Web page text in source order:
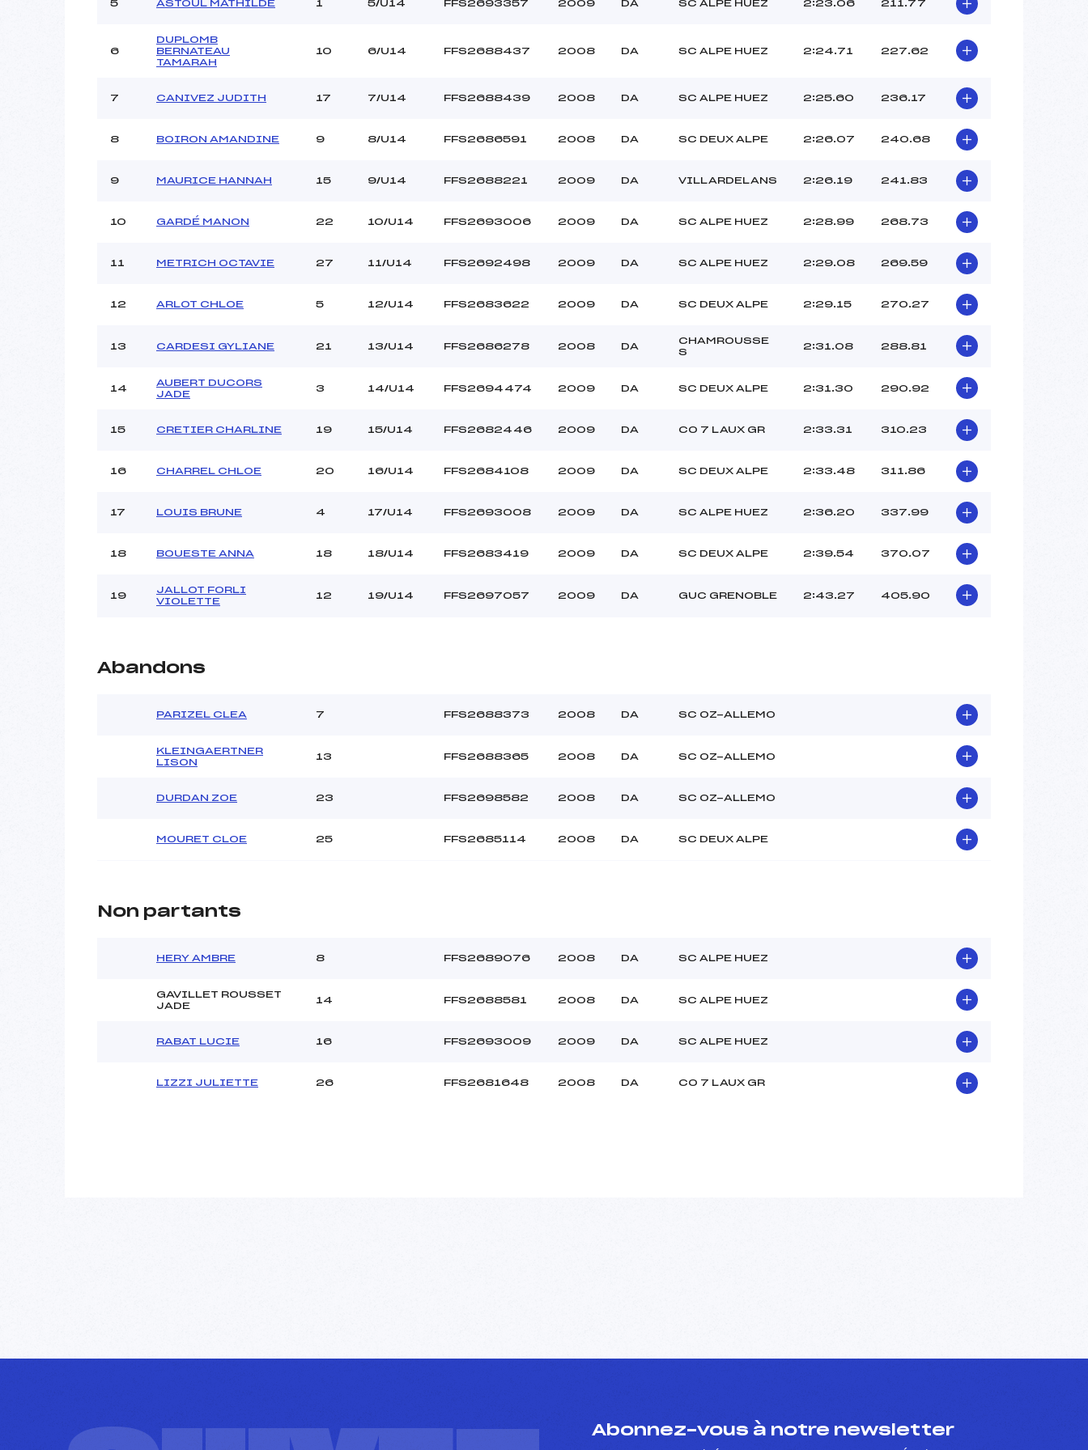
Ouvreurs E :
Météo :
–
Température départ :
5 ASTOUL MATHILDE 1 5/U14 FFS2693357 2009 DA SC ALPE HUEZ 2:23.06 211.77
6
DUPLOMB
BERNATEAU
TAMARAH
10 6/U14 FFS2688437 2008 DA SC ALPE HUEZ 2:24.71 227.62
7 CANIVEZ JUDITH 17 7/U14 FFS2688439 2008 DA SC ALPE HUEZ 2:25.60 236.17
8 BOIRON AMANDINE 9 8/U14 FFS2686591 2008 DA SC DEUX ALPE 2:26.07 240.68
9 MAURICE HANNAH 15 9/U14 FFS2688221 2009 DA VILLARDELANS 2:26.19 241.83
10 GARDÉ MANON 22 10/U14 FFS2693006 2009 DA SC ALPE HUEZ 2:28.99 268.73
11 METRICH OCTAVIE 27 11/U14 FFS2692498 2009 DA SC ALPE HUEZ 2:29.08 269.59
12 ARLOT CHLOE 5 12/U14 FFS2683622 2009 DA SC DEUX ALPE 2:29.15 270.27
13 CARDESI GYLIANE 21 13/U14 FFS2686278 2008 DA
CHAMROUSSE
S
2:31.08 288.81
14
AUBERT DUCORS
JADE
3 14/U14 FFS2694474 2009 DA SC DEUX ALPE 2:31.30 290.92
15 CRETIER CHARLINE 19 15/U14 FFS2682446 2009 DA CO 7 LAUX GR 2:33.31 310.23
16 CHARREL CHLOE 20 16/U14 FFS2684108 2009 DA SC DEUX ALPE 2:33.48 311.86
17 LOUIS BRUNE 4 17/U14 FFS2693008 2009 DA SC ALPE HUEZ 2:36.20 337.99
18 BOUESTE ANNA 18 18/U14 FFS2683419 2009 DA SC DEUX ALPE 2:39.54 370.07
19
JALLOT FORLI
VIOLETTE
12 19/U14 FFS2697057 2009 DA GUC GRENOBLE 2:43.27 405.90
Abandons
PARIZEL CLEA 7 FFS2688373 2008 DA SC OZ-ALLEMO
KLEINGAERTNER
LISON
13 FFS2688365 2008 DA SC OZ-ALLEMO
DURDAN ZOE 23 FFS2698582 2008 DA SC OZ-ALLEMO
MOURET CLOE 25 FFS2685114 2008 DA SC DEUX ALPE
Non partants
HERY AMBRE 8 FFS2689076 2008 DA SC ALPE HUEZ
GAVILLET ROUSSET
JADE
14 FFS2688581 2008 DA SC ALPE HUEZ
RABAT LUCIE 16 FFS2693009 2009 DA SC ALPE HUEZ
LIZZI JULIETTE 26 FFS2681648 2008 DA CO 7 LAUX GR
Abonnez-vous à notre newsletter